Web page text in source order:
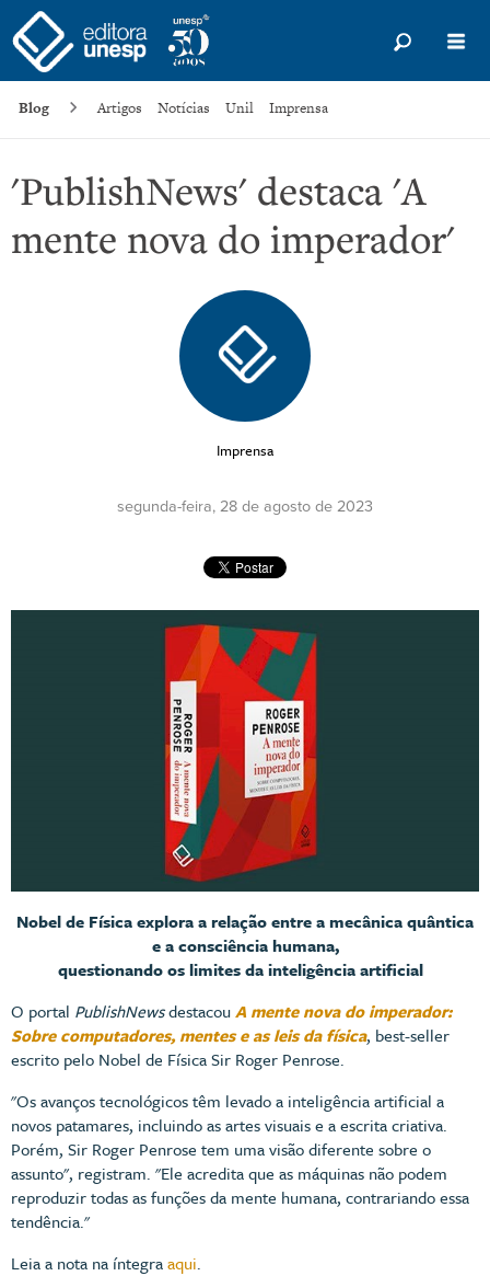
Blog Artigos Notícias Unil Imprensa
'PublishNews' destaca 'A
mente nova do imperador'
Imprensa
segunda-feira, 28 de agosto de 2023
Nobel de Física explora a relação entre a mecânica quântica
e a consciência humana,
questionando os limites da inteligência artificial
O portal PublishNewsdestacouA mente nova do imperador:
Sobre computadores, mentes e as leis da física, best-seller
escrito pelo Nobel de Física Sir Roger Penrose.
"Os avanços tecnológicos têm levado a inteligência artificial a
novos patamares, incluindo as artes visuais e a escrita criativa.
Porém, Sir Roger Penrose tem uma visão diferente sobre o
assunto", registram. "Ele acredita que as máquinas não podem
reproduzir todas as funções da mente humana, contrariando essa
tendência."
Leia a nota na íntegraaqui.